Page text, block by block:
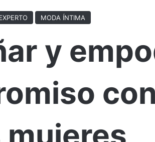
MODA ÍNTIMA
y